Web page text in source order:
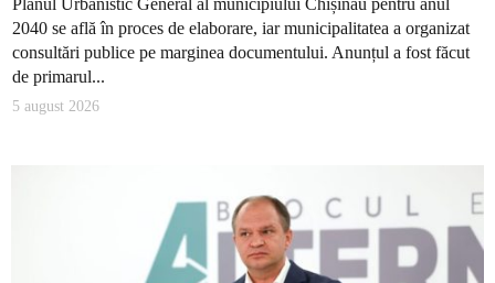
Planul Urbanistic General al municipiului Chișinău pentru anul
2040 se află în proces de elaborare, iar municipalitatea a organizat
consultări publice pe marginea documentului. Anunțul a fost făcut
de primarul...
5 august 2026